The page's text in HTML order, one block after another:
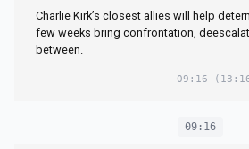
Charlie Kirk’s closest allies will help
few weeks bring confrontation,
between.
09:16
09:16